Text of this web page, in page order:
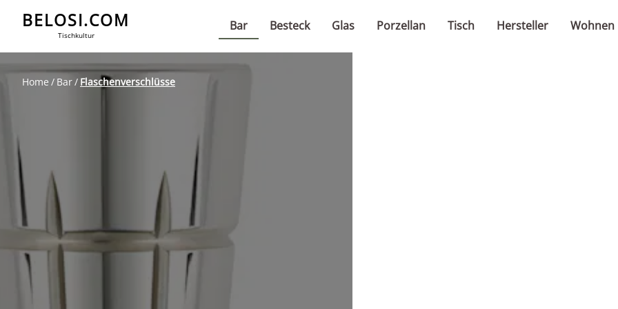
BELOSI.COM
Tischkultur
Bar Besteck Glas Porzellan Tisch Hersteller Wohnen
Home Bar Flaschenverschlüsse